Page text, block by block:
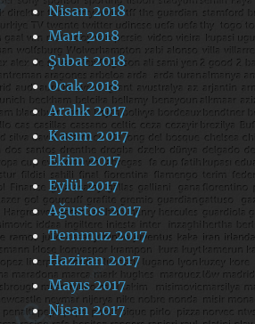
Nisan 2018
Mart 2018
Şubat 2018
Ocak 2018
Aralık 2017
Kasım 2017
Ekim 2017
Eylül 2017
Ağustos 2017
Temmuz 2017
Haziran 2017
Mayıs 2017
Nisan 2017